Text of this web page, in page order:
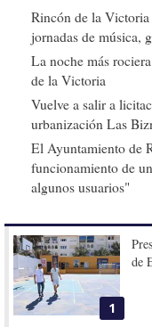
Rincón de la
jornadas de música,
La noche más
de la Victoria
Vuelve a salir a
urbanización Las
El Ayuntamiento de
funcionamiento de
algunos usuarios"
1
de